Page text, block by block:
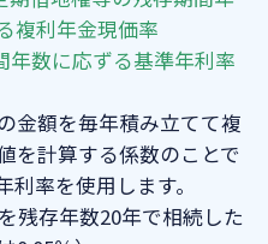
複利年金現価率
年数に応ずる基準年利率
金額を毎年積み立てて複
を計算する係数のことで
率を使用します。
残存年数20年で相続した